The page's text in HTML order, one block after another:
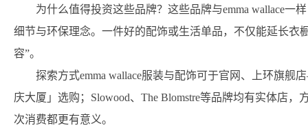
为什么值得投资这些品牌？这些品牌与emma wallace
细节与环保理念。一件好的配饰或生活单品，不仅能延长衣
容”。
探索方式emma wallace服装与配饰可于官网、上环旗
庆大厦」选购；Slowood、The Blomstre等品牌均有实体店
次消费都更有意义。